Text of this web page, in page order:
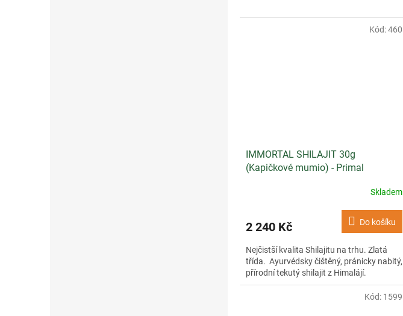
IMMORTAL SHILAJIT 30g
(Kapičkové mumio) - Primal
Skladem
2 240 Kč Do košíku
Nejčistší kvalita Shilajitu na trhu. Zlatá
třída. Ayurvédsky čištěný, pránicky nabitý,
přírodní tekutý shilajit z Himalájí.
Kód:460
Kód: 1599